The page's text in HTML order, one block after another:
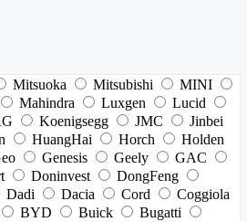
Mitsuoka Mitsubishi
MINI
Mahindra Luxgen
Lucid
Koenigsegg JMC
Jinbei
HuangHai Horch
Holden
Genesis Geely
GAC
Doninvest
DongFeng
Dadi Dacia Cord
Coggiola
BYD Buick
Bugatti